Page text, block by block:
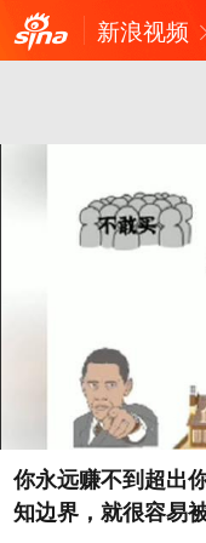
新浪视频
你永远赚不到超出